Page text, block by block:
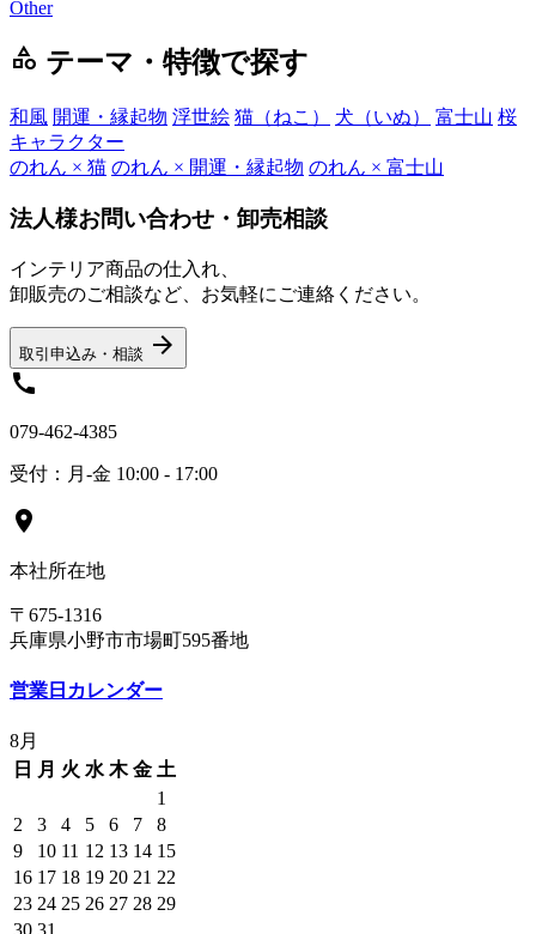
Other
category テーマ・特徴で探す
和風 開運・縁起物 浮世絵 猫（ねこ） 犬（いぬ） 富士山 桜
キャラクター
のれん × 猫 のれん × 開運・縁起物 のれん × 富士山
法人様お問い合わせ・卸売相談
インテリア商品の仕入れ、
卸販売のご相談など、お気軽にご連絡ください。
取引申込み・相談 arrow_forward
call
079-462-4385
受付：月-金 10:00 - 17:00
location_on
本社所在地
〒675-1316
兵庫県小野市市場町595番地
営業日カレンダー
8月
日
月 火 水 木 金 土
1
2
3 4 5 6 7
8
9
10 11 12 13 14 15
16 17 18 19 20 21 22
23 24 25 26 27 28 29